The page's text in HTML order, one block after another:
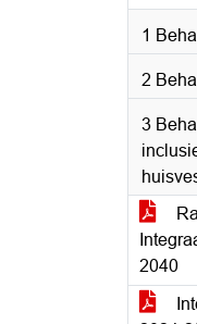
1
2
3
2040